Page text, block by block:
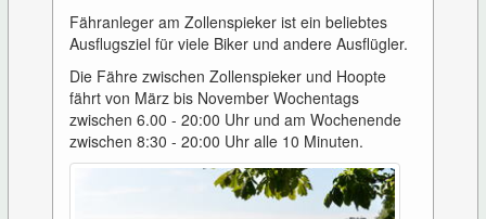
Fähranleger am Zollenspieker ist ein beliebtes
Ausflugsziel für viele Biker und andere Ausflügler.
Die Fähre zwischen Zollenspieker und Hoopte
fährt von März bis November Wochentags
zwischen 6.00 - 20:00 Uhr und am Wochenende
zwischen 8:30 - 20:00 Uhr alle 10 Minuten.